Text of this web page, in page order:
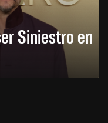
Siniestro en